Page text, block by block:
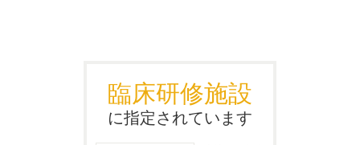
臨床研修施設
に指定されています